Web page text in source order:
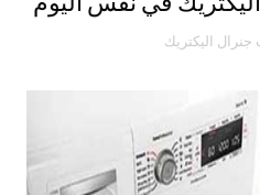
اليكتريك